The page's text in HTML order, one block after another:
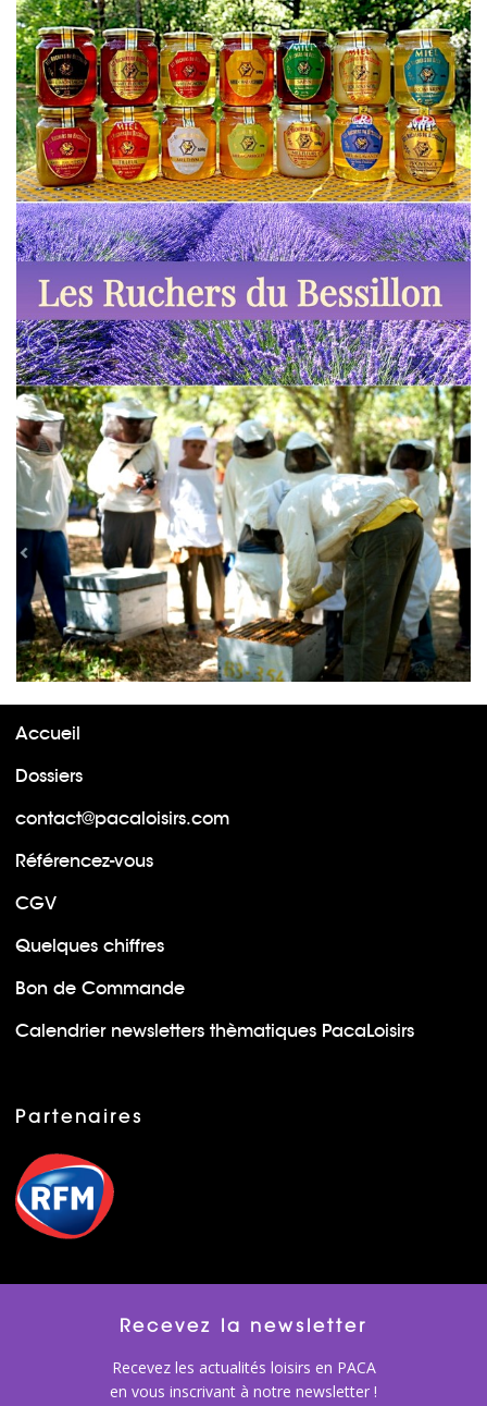
Accueil
Dossiers
contact@pacaloisirs.com
Référencez-vous
CGV
Quelques chiffres
Bon de Commande
Calendrier newsletters thèmatiques PacaLoisirs
Partenaires
Recevez la newsletter
Recevez les actualités loisirs en PACA
en vous inscrivant à notre newsletter !